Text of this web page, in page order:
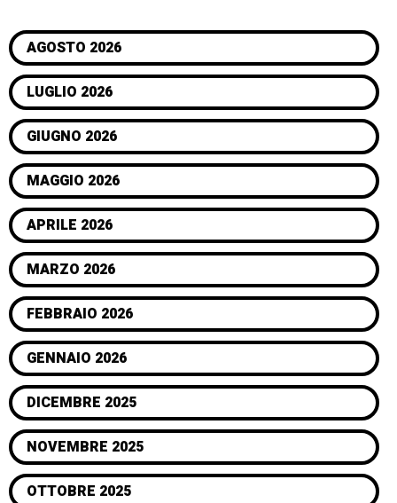
AGOSTO 2026
LUGLIO 2026
GIUGNO 2026
MAGGIO 2026
APRILE 2026
MARZO 2026
FEBBRAIO 2026
GENNAIO 2026
DICEMBRE 2025
NOVEMBRE 2025
OTTOBRE 2025